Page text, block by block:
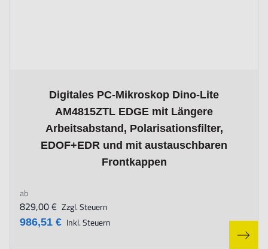
Digitales PC-Mikroskop Dino-Lite
AM4815ZTL EDGE mit Längere
Arbeitsabstand, Polarisationsfilter,
EDOF+EDR und mit austauschbaren
Frontkappen
The price depends on the options chosen on the product page
ab
986,51 € Inkl. Steuern
829,00 € Zzgl. Steuern